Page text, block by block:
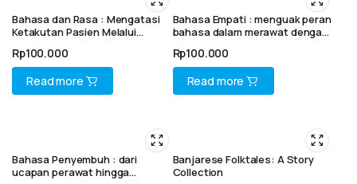
Bahasa dan Rasa : Mengatasi
Ketakutan Pasien Melalui
(Bunga Rampai)
Rp100.000
Read more
Bahasa Empati : menguak peran
bahasa dalam merawat dengan
Rp100.000
Read more
Bahasa Penyembuh : dari
ucapan perawat hingga
Banjarese Folktales: A Story
Collection